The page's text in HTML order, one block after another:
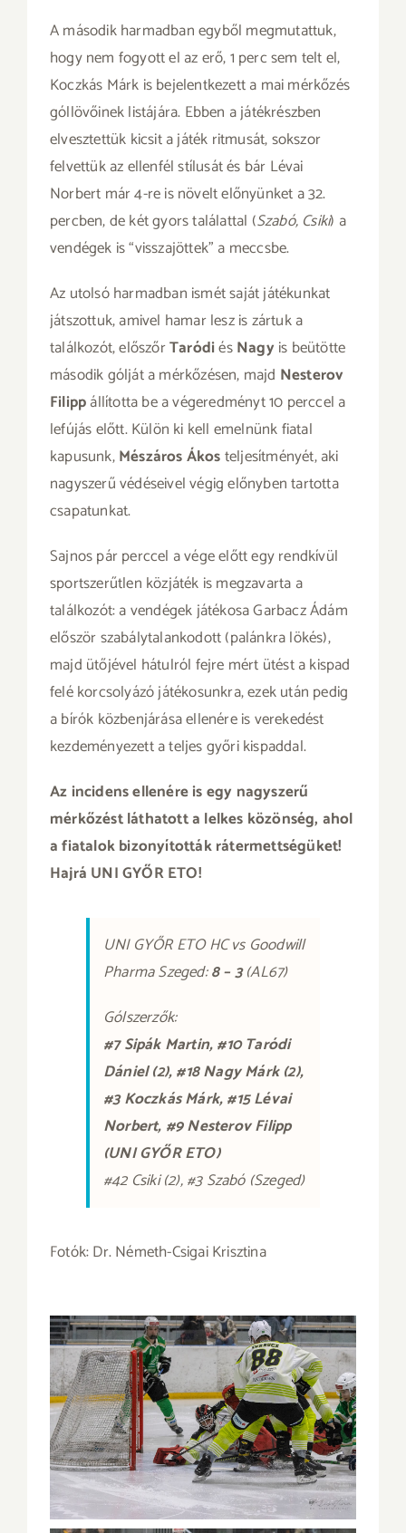
A második harmadban egyből megmutattuk,
hogy nem fogyott el az erő, 1 perc sem telt el,
Koczkás Márk is bejelentkezett a mai mérkőzés
góllövőinek listájára. Ebben a játékrészben
elvesztettük kicsit a játék ritmusát, sokszor
felvettük az ellenfél stílusát és bár Lévai
Norbert már 4-re is növelt előnyünket a 32.
percben, de két gyors találattal (Szabó, Csiki) a
vendégek is “visszajöttek” a meccsbe.
Az utolsó harmadban ismét saját játékunkat
játszottuk, amivel hamar lesz is zártuk a
találkozót, előszőrTaródiésNagy is beütötte
második gólját a mérkőzésen, majd Nesterov
Filippállította be a végeredményt 10 perccel a
lefújás előtt. Külön ki kell emelnünk fiatal
kapusunk,Mészáros Ákosteljesítményét, aki
nagyszerű védéseivel végig előnyben tartotta
csapatunkat.
Sajnos pár perccel a vége előtt egy rendkívül
sportszerűtlen közjáték is megzavarta a
találkozót: a vendégek játékosa Garbacz Ádám
először szabálytalankodott (palánkra lökés),
majd ütőjével hátulról fejre mért ütést a kispad
felé korcsolyázó játékosunkra, ezek után pedig
a bírók közbenjárása ellenére is verekedést
kezdeményezett a teljes győri kispaddal.
Az incidens ellenére is egy nagyszerű
mérkőzést láthatott a lelkes közönség, ahol
a fiatalok bizonyították rátermettségüket!
Hajrá UNI GYŐR ETO!
UNI GYŐR ETO HC vs Goodwill
Pharma Szeged:8 – 3(AL67)
Gólszerzők:
#7 Sipák Martin, #10 Taródi
Dániel (2), #18 Nagy Márk (2),
#3 Koczkás Márk, #15 Lévai
Norbert, #9 Nesterov Filipp
(UNI GYŐR ETO)
#42 Csiki (2), #3 Szabó (Szeged)
Fotók: Dr. Németh-Csigai Krisztina